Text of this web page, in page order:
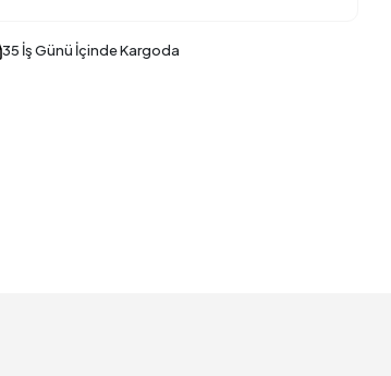
35 İş Günü İçinde Kargoda